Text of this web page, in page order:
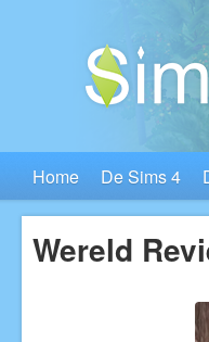
Home De Sims 4
Wereld